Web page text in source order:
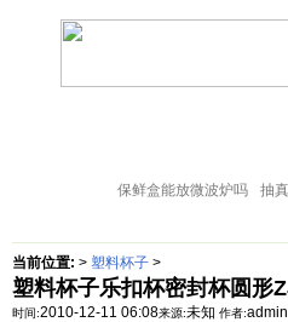
塑料整
保鲜盒能放微波炉吗 抽
当前位置: > 塑料杯子 >
塑料杯子乐扣杯密封杯圆形
时间:2010-12-11 06:08来源:未知 作者:admin